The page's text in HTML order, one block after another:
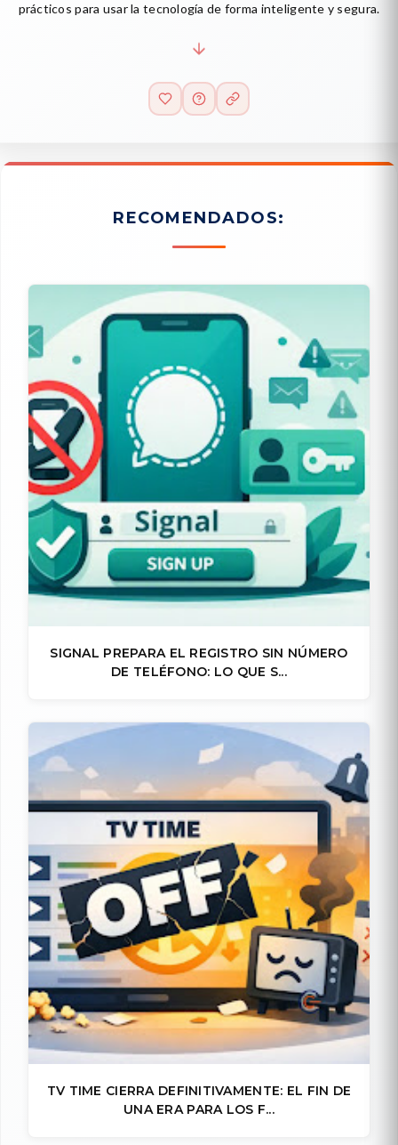
prácticos para usar la tecnología de forma inteligente y segura.
RECOMENDADOS:
SIGNAL PREPARA EL REGISTRO SIN NÚMERO
DE TELÉFONO: LO QUE S...
TV TIME CIERRA DEFINITIVAMENTE: EL FIN DE
UNA ERA PARA LOS F...